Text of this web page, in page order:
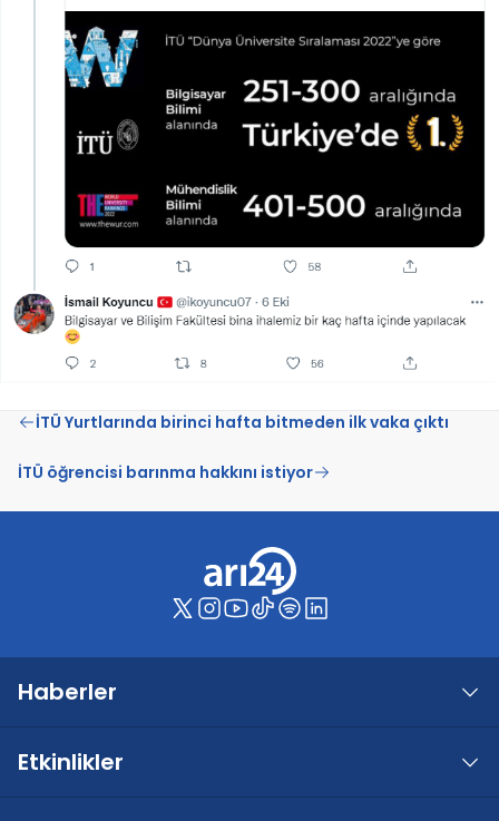
İTÜ Yurtlarında birinci hafta bitmeden ilk vaka çıktı
İTÜ öğrencisi barınma hakkını istiyor
Haberler
Etkinlikler